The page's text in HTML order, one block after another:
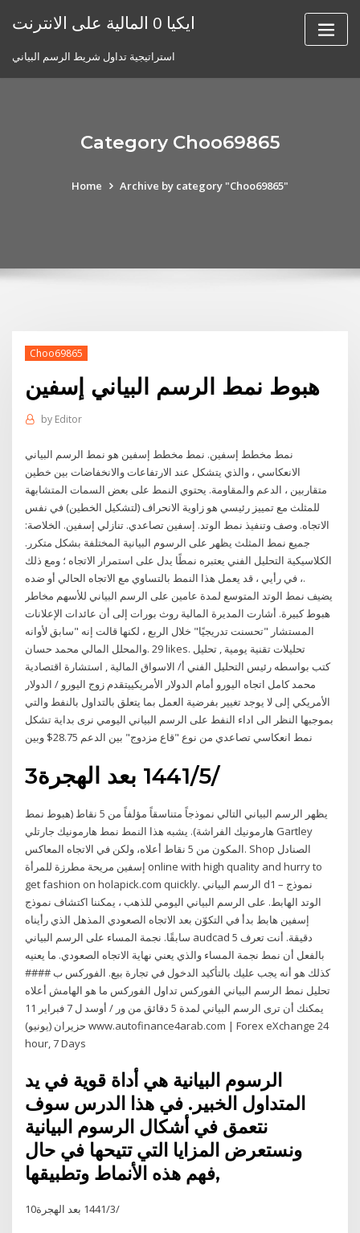
ايكيا 0 المالية على الانترنت
استراتيجية تداول شريط الرسم البياني
Category Choo69865
Home Archive by category "Choo69865"
Choo69865
هبوط نمط الرسم البياني إسفين
by Editor
نمط مخطط إسفين. نمط مخطط إسفين هو نمط الرسم البياني
الانعكاسي ، والذي يتشكل عند الارتفاعات والانخفاضات بين خطين
متقاربين ، الدعم والمقاومة. يحتوي النمط على بعض السمات المتشابهة
للمثلث مع تمييز رئيسي هو زاوية الانحراف (لتشكيل الخطين) في نفس
الاتجاه. وصف وتنفيذ نمط الوتد. إسفين تصاعدي. تنازلي إسفين. الخلاصة:
جميع نمط المثلث يظهر على الرسوم البيانية المختلفة بشكل متكرر.
الكلاسيكية التحليل الفني يعتبره نمطًا يدل على استمرار الاتجاه ؛ ومع ذلك
، في رأيي ، قد يعمل هذا النمط بالتساوي مع الاتجاه الحالي أو ضده.
يضيف نمط الوتد المتوسع لمدة عامين على الرسم البياني للأسهم مخاطر
هبوط كبيرة. أشارت المديرة المالية روث بورات إلى أن عائدات الإعلانات
"تحسنت تدريجيًا" خلال الربع ، لكنها قالت إنه "سابق لأوانه ‎المستشار
والمحلل المالي محمد حسان‎. 29 likes. ‎تحليلات تقنية يومية , تحليل
الاسواق المالية , استشارة اقتصادية‎ كتب بواسطه رئيس التحليل الفني أ/
محمد كامل اتجاه اليورو أمام الدولار الأمريكييتقدم زوج اليورو / الدولار
الأمريكي إلى لا يوجد تغيير بفرضية العمل بما يتعلق بالتداول بالنفط والتي
بموجبها النظر الى اداء النفط على الرسم البياني اليومي نرى بداية تشكل
نمط انعكاسي تصاعدي من نوع "قاع مزدوج" بين الدعم 28.75$ وبين
3‏‏/5‏‏/1441 بعد الهجرة
يظهر الرسم البياني التالي نموذجاً متناسقاً مؤلفاً من 5 نقاط (هبوط نمط
هارمونيك الفراشة). يشبه هذا النمط نمط هارمونيك جارتلي Gartley
المكون من 5 نقاط أعلاه، ولكن في الاتجاه المعاكس. Shop الصنادل
إسفين مريحة مطرزة للمرأة online with high quality and hurry to
get fashion on holapick.com quickly. الرسم البياني d1 – نموذج
الوتد الهابط. على الرسم البياني اليومي للذهب ، يمكننا اكتشاف نموذج
إسفين هابط بدأ في التكوّن بعد الاتجاه الصعودي المذهل الذي رأيناه
سابقًا. نجمة المساء على الرسم البياني audcad 5 دقيقة. أنت تعرف
بالفعل أن نمط نجمة المساء والذي يعني نهاية الاتجاه الصعودي. ما يعنيه
كذلك هو أنه يجب عليك بالتأكيد الدخول في تجارة بيع. الفوركس ب ####
تحليل نمط الرسم البياني الفوركس تداول الفوركس ما هو الهامش أعلاه
يمكنك أن ترى الرسم البياني لمدة 5 دقائق من ور / أوسد ل 7 فبراير 11
حزيران (يونيو) www.autofinance4arab.com | Forex eXchange 24
hour, 7 Days
الرسوم البيانية هي أداة قوية في يد
المتداول الخبير. في هذا الدرس سوف
نتعمق في أشكال الرسوم البيانية
ونستعرض المزايا التي تتيحها في حال
فهم هذه الأنماط وتطبيقها,
10‏‏/3‏‏/1441 بعد الهجرة